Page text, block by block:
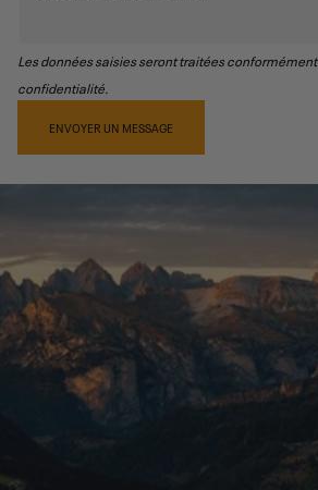
Les données saisies seront traitées
confidentialité.
ENVOYER UN MESSAGE